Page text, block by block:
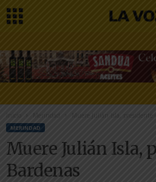
Inicio Muere Julián Isla, presidente
MERINDAD
Muere Julián Isla,
Bardenas